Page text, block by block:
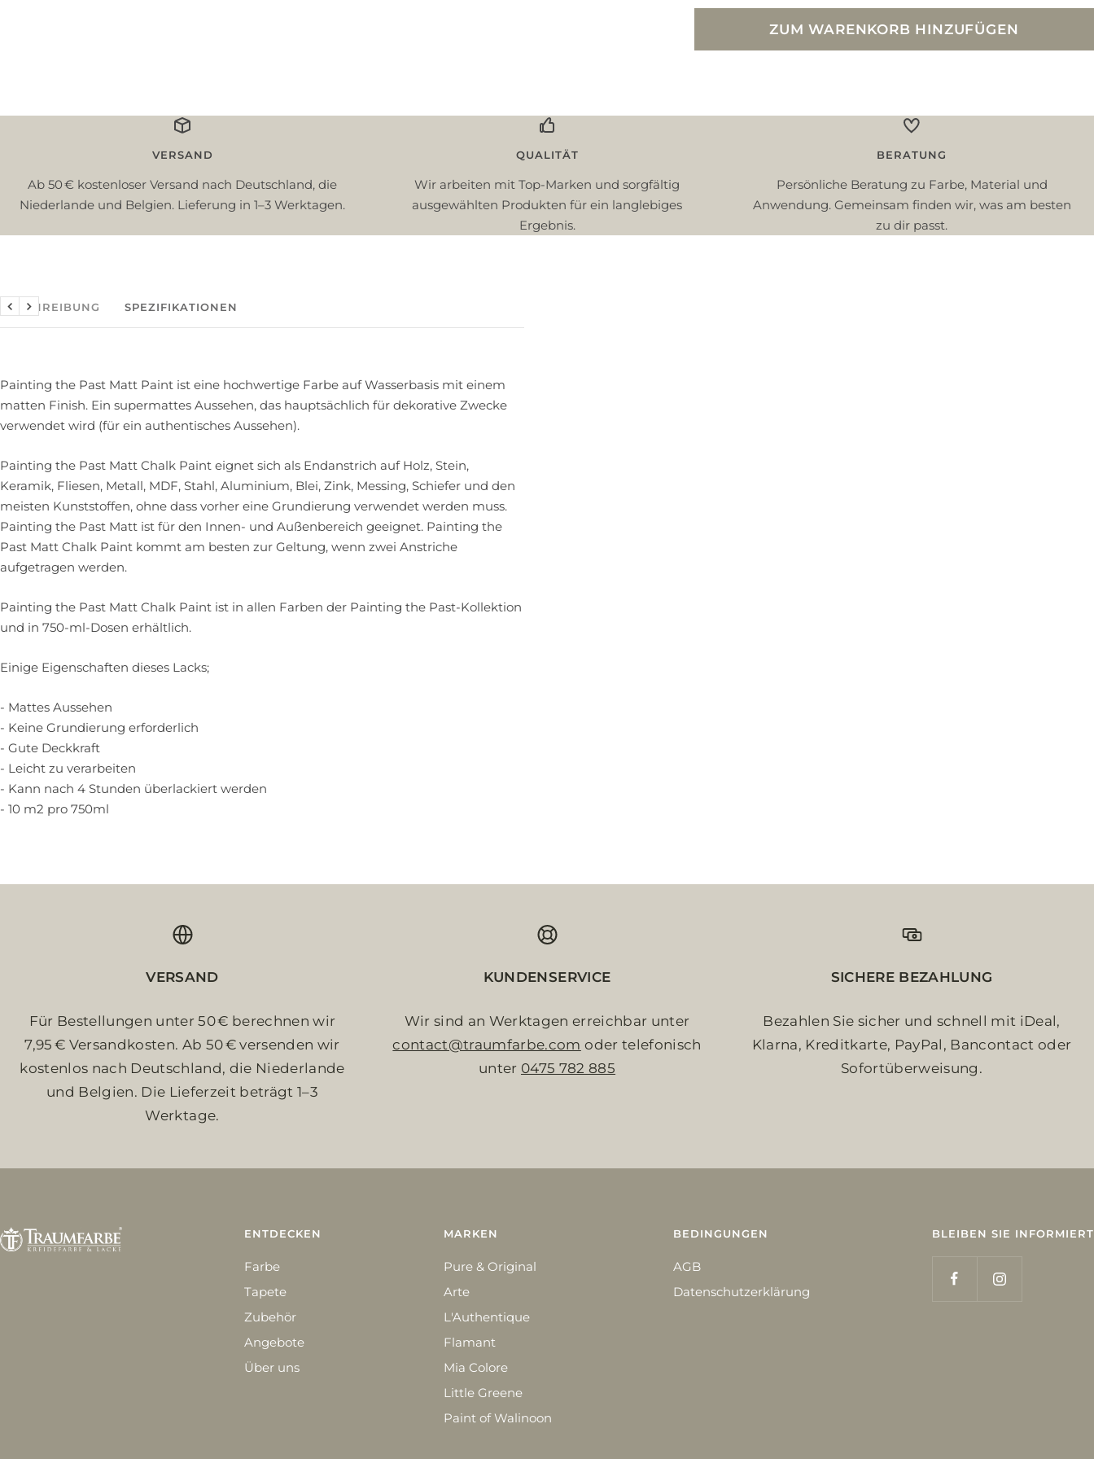
ZUM WARENKORB HINZUFÜGEN
VERSAND
Ab 50 € kostenloser Versand nach Deutschland, die
Niederlande und Belgien. Lieferung in 1–3 Werktagen.
QUALITÄT
Wir arbeiten mit Top-Marken und sorgfältig
ausgewählten Produkten für ein langlebiges
Ergebnis.
BERATUNG
Persönliche Beratung zu Farbe, Material und
Anwendung. Gemeinsam finden wir, was am besten
zu dir passt.
BESCHREIBUNG SPEZIFIKATIONEN
ZurückWeiter
Painting the Past Matt Paint ist eine hochwertige Farbe auf Wasserbasis mit einem
matten Finish. Ein supermattes Aussehen, das hauptsächlich für dekorative Zwecke
verwendet wird (für ein authentisches Aussehen).
Painting the Past Matt Chalk Paint eignet sich als Endanstrich auf Holz, Stein,
Keramik, Fliesen, Metall, MDF, Stahl, Aluminium, Blei, Zink, Messing, Schiefer und den
meisten Kunststoffen, ohne dass vorher eine Grundierung verwendet werden muss.
Painting the Past Matt ist für den Innen- und Außenbereich geeignet. Painting the
Past Matt Chalk Paint kommt am besten zur Geltung, wenn zwei Anstriche
aufgetragen werden.
Painting the Past Matt Chalk Paint ist in allen Farben der Painting the Past-Kollektion
und in 750-ml-Dosen erhältlich.
Einige Eigenschaften dieses Lacks;
- Mattes Aussehen
- Keine Grundierung erforderlich
- Gute Deckkraft
- Leicht zu verarbeiten
- Kann nach 4 Stunden überlackiert werden
- 10 m2 pro 750ml
VERSAND
Für Bestellungen unter 50 € berechnen wir
7,95 € Versandkosten. Ab 50 € versenden wir
kostenlos nach Deutschland, die Niederlande
und Belgien. Die Lieferzeit beträgt 1–3
Werktage.
KUNDENSERVICE
Wir sind an Werktagen erreichbar unter
contact@traumfarbe.com oder telefonisch
unter 0475 782 885
SICHERE BEZAHLUNG
Bezahlen Sie sicher und schnell mit iDeal,
Klarna, Kreditkarte, PayPal, Bancontact oder
Sofortüberweisung.
ENTDECKEN
Farbe
Tapete
Zubehör
Angebote
Über uns
MARKEN
Pure & Original
Arte
L'Authentique
Flamant
Mia Colore
Little Greene
Paint of Walinoon
BEDINGUNGEN
AGB
Datenschutzerklärung
BLEIBEN SIE INFORMIERT